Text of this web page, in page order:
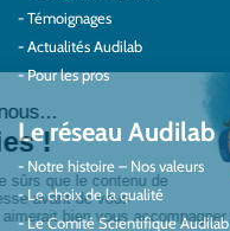
Témoignages
Actualités Audilab
Pour les pros
Le réseau Audilab
Notre histoire – Nos valeurs
Le choix de la qualité
Le Comité Scientifique Audilab